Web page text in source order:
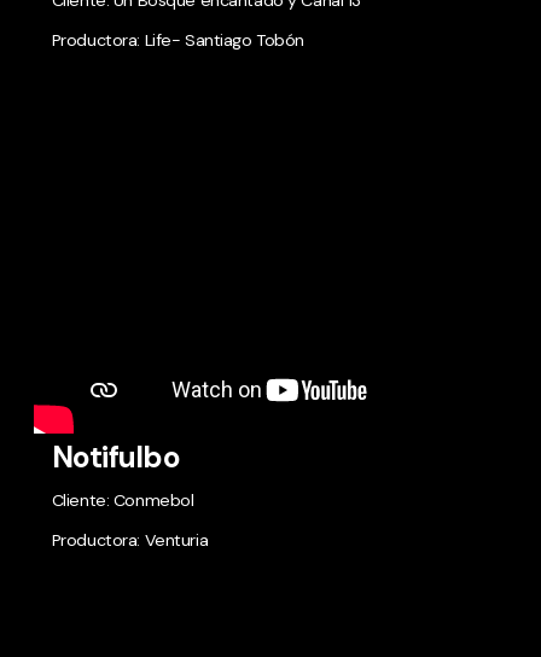
Productora: Life- Santiago Tobón
Notifulbo
Cliente: Conmebol
Productora: Venturia